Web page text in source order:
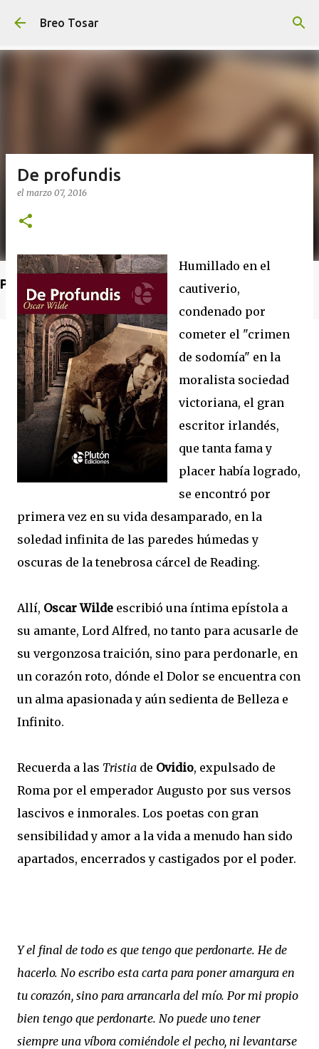
Breo Tosar
Poet's Abbey (Blog de lecturas)
De profundis
el marzo 07, 2016
Humillado en el
cautiverio,
condenado por
cometer el "crimen
de sodomía" en la
moralista sociedad
victoriana, el gran
escritor irlandés,
que tanta fama y
placer había logrado,
se encontró por
primera vez en su vida desamparado, en la
soledad infinita de las paredes húmedas y
oscuras de la tenebrosa cárcel de Reading.
Allí, Oscar Wilde escribió una íntima epístola a
su amante, Lord Alfred, no tanto para acusarle de
su vergonzosa traición, sino para perdonarle, en
un corazón roto, dónde el Dolor se encuentra con
un alma apasionada y aún sedienta de Belleza e
Infinito.
Recuerda a las Tristia de Ovidio, expulsado de
Roma por el emperador Augusto por sus versos
lascivos e inmorales. Los poetas con gran
sensibilidad y amor a la vida a menudo han sido
apartados, encerrados y castigados por el poder.
Y el final de todo es que tengo que perdonarte. He de
hacerlo. No escribo esta carta para poner amargura en
tu corazón, sino para arrancarla del mío. Por mi propio
bien tengo que perdonarte. No puede uno tener
siempre una víbora comiéndole el pecho, ni levantarse